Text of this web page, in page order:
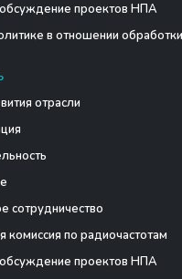
проектов НПА
в отношении
отрасли
комиссия по радиочастотам
проектов НПА